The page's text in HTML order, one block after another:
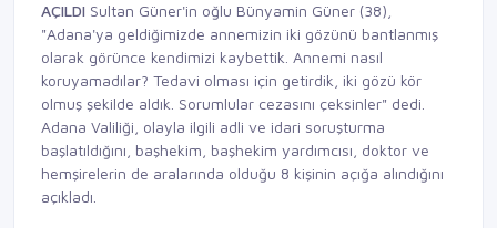
AÇILDI Sultan Güner'in oğlu Bünyamin Güner (38),
"Adana'ya geldiğimizde annemizin iki gözünü bantlanmış
olarak görünce kendimizi kaybettik. Annemi nasıl
koruyamadılar? Tedavi olması için getirdik, iki gözü kör
olmuş şekilde aldık. Sorumlular cezasını çeksinler" dedi.
Adana Valiliği, olayla ilgili adli ve idari soruşturma
başlatıldığını, başhekim, başhekim yardımcısı, doktor ve
hemşirelerin de aralarında olduğu 8 kişinin açığa alındığını
açıkladı.